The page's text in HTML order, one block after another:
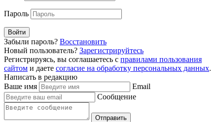
Пароль
Войти
Забыли пароль? Восстановить
Новый пользователь? Зарегистрируйтесь
Регистрируясь, вы соглашаетесь с правилами пользования
сайтом и даете согласие на обработку персональных данных.
Написать в редакцию
Ваше имя
Email
Сообщение
Отправить